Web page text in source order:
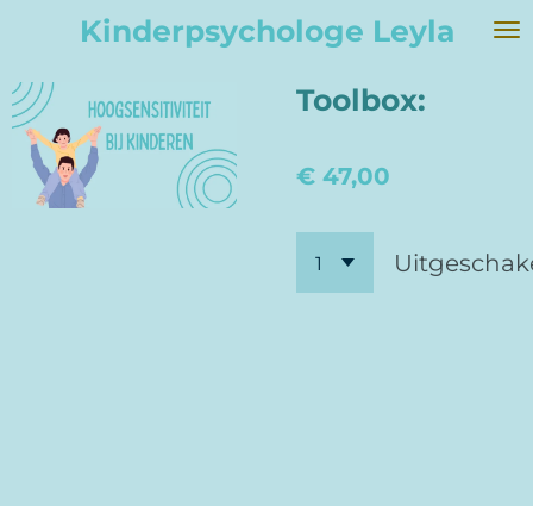
naar
de
hoofdinhoud
Kinderpsychologe Leyla
Toolbox:
€ 47,00